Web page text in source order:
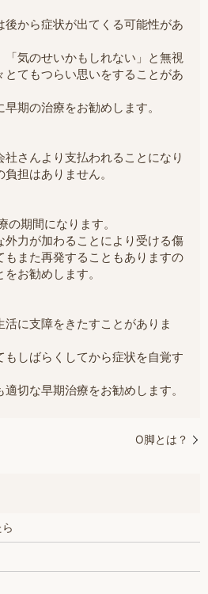
から症状が出てくる可能性があ
「気のせいかもしれない」と無視
とてもつらい思いをすることがあ
期の治療をお勧めします。
さんより支払われることになり
担はありません。
期間になります。
外力が加わることにより受ける傷
もまた再発することもありますの
お勧めします。
に支障をきたすことがありま
しばらくしてから症状を自覚す
切な早期治療をお勧めします。
O脚とは？